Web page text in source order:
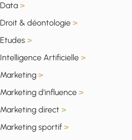
Data >
Droit & déontologie >
Etudes >
Intelligence Artificielle >
Marketing >
Marketing d'influence >
Marketing direct >
Marketing sportif >